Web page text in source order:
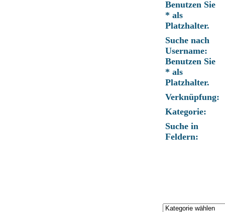
Benutzen Sie
* als
Platzhalter.
Suche nach
Username:
Benutzen Sie
* als
Platzhalter.
Verknüpfung:
Kategorie:
Suche in
Feldern: